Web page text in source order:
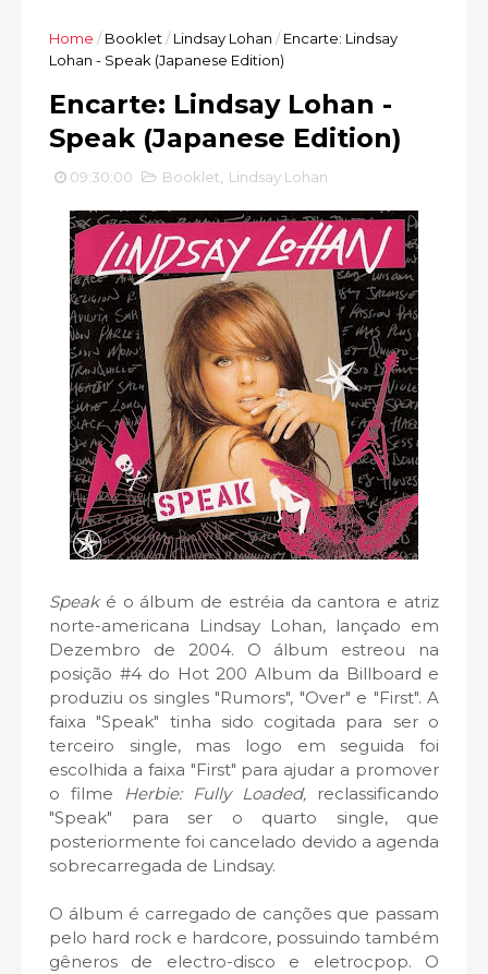
Home / Booklet / Lindsay Lohan / Encarte: Lindsay
Lohan - Speak (Japanese Edition)
Encarte: Lindsay Lohan -
Speak (Japanese Edition)
09:30:00 Booklet Lindsay Lohan
Speaké o álbum de estréia da cantora e atriz
norte-americana Lindsay Lohan, lançado em
Dezembro de 2004. O álbum estreou na
posição #4 do Hot 200 Album da Billboard e
produziu os singles "Rumors", "Over" e "First". A
faixa "Speak" tinha sido cogitada para ser o
terceiro single, mas logo em seguida foi
escolhida a faixa "First" para ajudar a promover
o filme Herbie: Fully Loaded,
reclassificando
"Speak" para ser o quarto single, que
posteriormente foi cancelado devido a agenda
sobrecarregada de Lindsay.
O álbum é carregado de canções que passam
pelo hard rock e hardcore, possuindo também
gêneros de electro-disco e eletrocpop. O